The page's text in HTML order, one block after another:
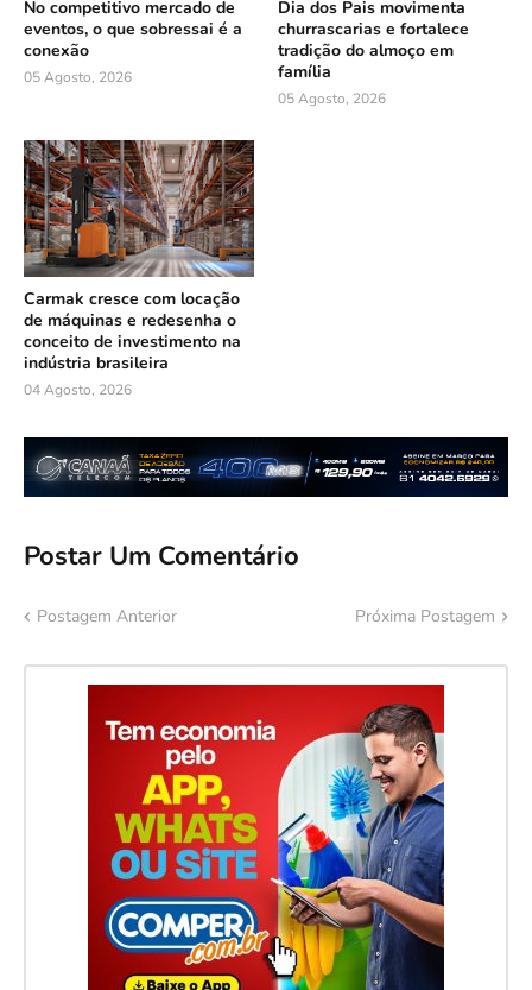
No competitivo mercado de
eventos, o que sobressai é a
conexão
05 Agosto, 2026
Dia dos Pais movimenta
churrascarias e fortalece
tradição do almoço em
família
05 Agosto, 2026
Carmak cresce com locação
de máquinas e redesenha o
conceito de investimento na
indústria brasileira
04 Agosto, 2026
Postar Um Comentário
Postagem Anterior Próxima Postagem